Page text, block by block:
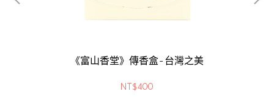
《富山香堂》傳香盒-台灣之美
NT$400